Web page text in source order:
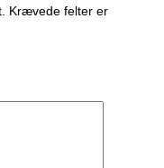
Krævede felter er